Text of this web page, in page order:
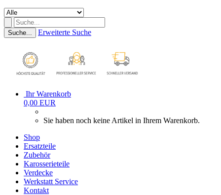
Suche... Erweiterte Suche
Ihr Warenkorb
0,00 EUR
Sie haben noch keine Artikel in Ihrem Warenkorb.
Shop
Ersatzteile
Zubehör
Karosserieteile
Verdecke
Werkstatt Service
Kontakt